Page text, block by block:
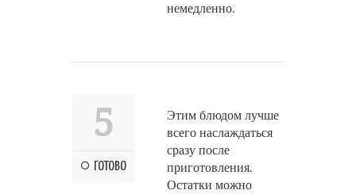
немедленно.
5
ГОТОВО
Этим блюдом лучше
всего наслаждаться
сразу после
приготовления.
Остатки можно